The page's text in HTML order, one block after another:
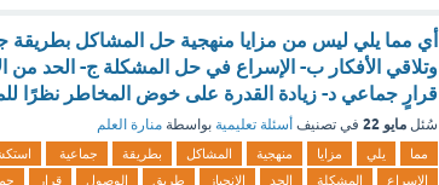
أي مما يلي ليس من مزايا منهجية حل المشاكل بطريقة
وتلاقي الأفكار ب- الإسراع في حل المشكلة ج- الحد من
قرارٍ جماعي د- زيادة القدرة على خوض المخاطر نظرًا
سُئل مايو 22 في تصنيف أسئلة تعليمية بواسطة منارة العلم
مما يلي مزايا منهجية المشاكل بطريقة جماعية
الإسراع
المشكلة الحد الانحياز طريق الوصول قرارٍ